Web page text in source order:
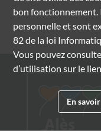
bon fonctionnement.
personnelle et sont
82 de la loi
Vous pouvez
d’utilisation sur le
En